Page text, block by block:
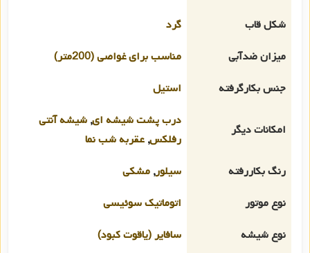
شکل قاب
گرد
میزان ضدآبی
مناسب برای غواصی (200متر)
جنس بکارگرفته
استیل
امکانات دیگر
درب پشت شیشه ای, شیشه آنتی
رفلکس, عقربه شب نما
رنگ بکاررفته
سیلور, مشکی
نوع موتور
اتوماتیک سوئیسی
نوع شیشه
سافایر (یاقوت کبود)